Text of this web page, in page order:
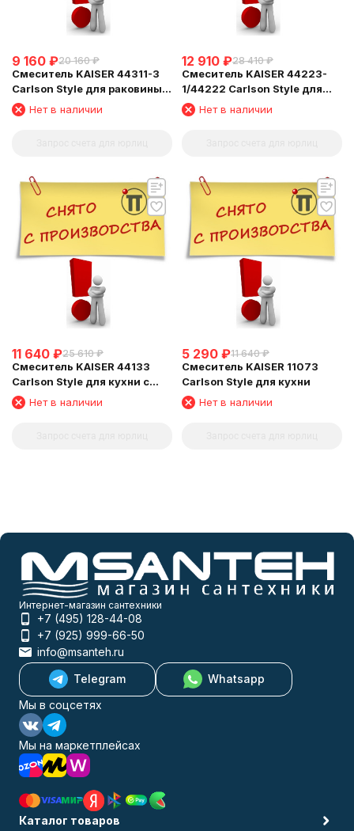
9 160 ₽20 160 ₽
Смеситель KAISER 44311-3
Carlson Style для раковины,
золотой
Нет в наличии
12 910 ₽28 410 ₽
Смеситель KAISER 44223-
1/44222 Carlson Style для
ванныНет в наличии
11 640 ₽25 610 ₽
Смеситель KAISER 44133
Carlson Style для кухни с
краном для питьевой воды
Нет в наличии
5 290 ₽11 640 ₽
Смеситель KAISER 11073
Carlson Style для кухни
Нет в наличии
Интернет-магазин сантехники
+7 (495) 128-44-08
+7 (925) 999-66-50
info@msanteh.ru
Telegram
Whatsapp
Мы в соцсетях
Мы на маркетплейсах
Каталог товаров